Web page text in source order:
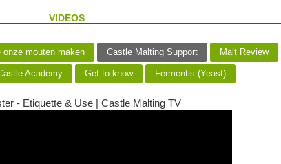
VIDEOS
mouten maken Castle Malting Support Malt Review
Academy Get to know Fermentis (Yeast)
- Etiquette & Use | Castle Malting TV